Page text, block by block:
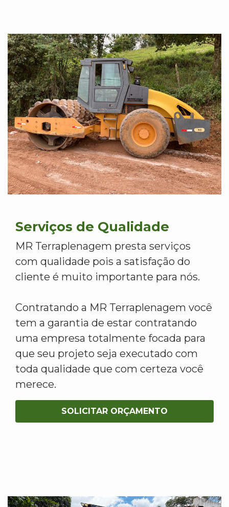
Serviços de Qualidade
MR Terraplenagem presta serviços
com qualidade pois a satisfação do
cliente é muito importante para nós.
Contratando a MR Terraplenagem você
tem a garantia de estar contratando
uma empresa totalmente focada para
que seu projeto seja executado com
toda qualidade que com certeza você
merece.
SOLICITAR ORÇAMENTO